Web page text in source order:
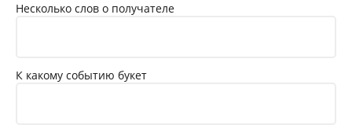
Несколько слов о получателе
К какому событию букет